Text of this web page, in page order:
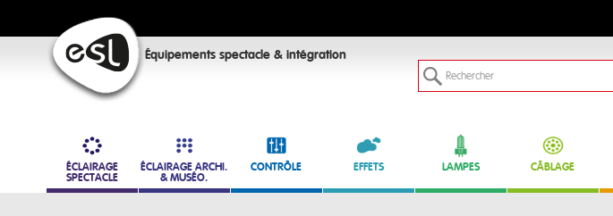
Équipements spectacle & intégration
ÉCLAIRAGE
SPECTACLE
ÉCLAIRAGE ARCHI.
& MUSÉO.
CONTRÔLE EFFETS LAMPES CÂBLAGE